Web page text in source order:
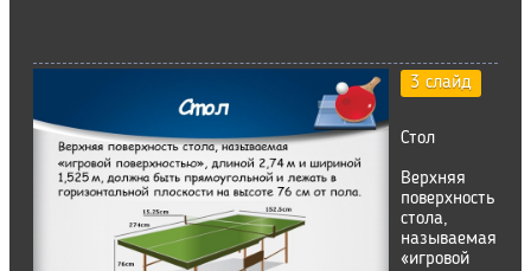
3 слайд
Стол
Верхняя
поверхность
стола,
называемая
«игровой